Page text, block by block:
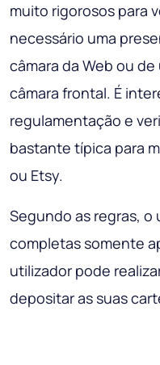
muito rigorosos para
necessário uma
câmara da Web ou
câmara frontal. É
regulamentação e
bastante típica para
ou Etsy.
Segundo as regras,
completas somente
utilizador pode
depositar as suas